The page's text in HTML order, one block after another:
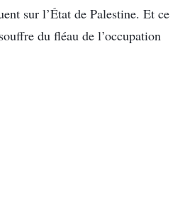
sur l’État de Palestine. Et ce
du fléau de l’occupation